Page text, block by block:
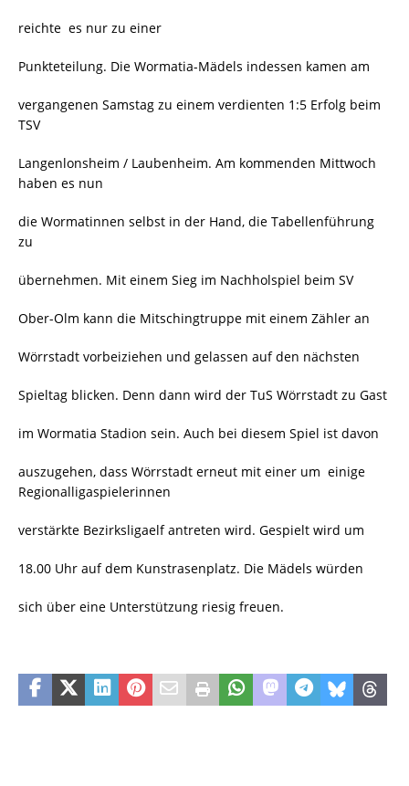
reichte es nur zu einer
Punkteteilung. Die Wormatia-Mädels indessen kamen am
vergangenen Samstag zu einem verdienten 1:5 Erfolg beim
TSV
Langenlonsheim / Laubenheim. Am kommenden Mittwoch
haben es nun
die Wormatinnen selbst in der Hand, die Tabellenführung
zu
übernehmen. Mit einem Sieg im Nachholspiel beim SV
Ober-Olm kann die Mitschingtruppe mit einem Zähler an
Wörrstadt vorbeiziehen und gelassen auf den nächsten
Spieltag blicken. Denn dann wird der TuS Wörrstadt zu Gast
im Wormatia Stadion sein. Auch bei diesem Spiel ist davon
auszugehen, dass Wörrstadt erneut mit einer um einige
Regionalligaspielerinnen
verstärkte Bezirksligaelf antreten wird. Gespielt wird um
18.00 Uhr auf dem Kunstrasenplatz. Die Mädels würden
sich über eine Unterstützung riesig freuen.